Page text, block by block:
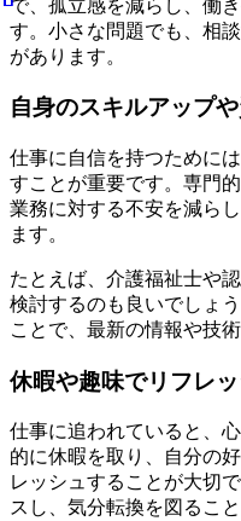
で、孤立感を減らし、働
す。小さな問題でも、相
があります。
自身のスキルアップ
仕事に自信を持つために
すことが重要です。専門
業務に対する不安を減ら
ます。
たとえば、介護福祉士や
検討するのも良いでしょ
ことで、最新の情報や技
休暇や趣味でリフレ
仕事に追われていると、
的に休暇を取り、自分の
レッシュすることが大切
スし、気分転換を図るこ